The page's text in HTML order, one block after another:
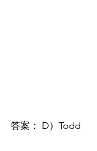
答案： D）Todd